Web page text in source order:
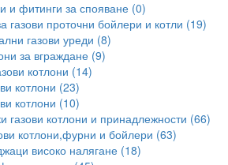
и фитинги за спояване (0)
газови проточни бойлери и котли (19)
газови уреди (8)
за вграждане (9)
котлони (14)
котлони (23)
котлони (10)
газови котлони и принадлежности (66)
котлони,фурни и бойлери (63)
високо налягане (18)